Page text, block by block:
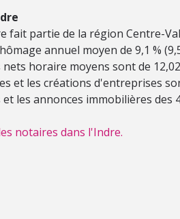
fait partie de la région Centre-
annuel moyen de 9,1 %
nets horaire moyens sont de
et les créations d'entreprises
les annonces immobilières des
notaires dans l'Indre.